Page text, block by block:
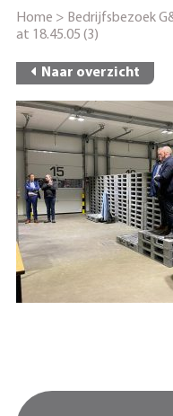
Home > Bedrijfsbezoek
at 18.45.05 (3)
Naar overzicht